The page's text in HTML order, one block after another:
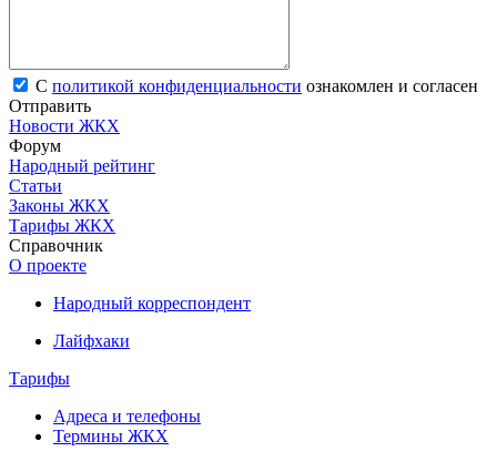
С политикой конфиденциальности ознакомлен и согласен
Отправить
Новости ЖКХ
Форум
Народный рейтинг
Статьи
Законы ЖКХ
Тарифы ЖКХ
Справочник
О проекте
Народный корреспондент
Лайфхаки
Тарифы
Адреса и телефоны
Термины ЖКХ